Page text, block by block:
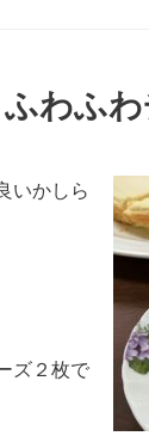
わふ
いかしら
ズ２枚で